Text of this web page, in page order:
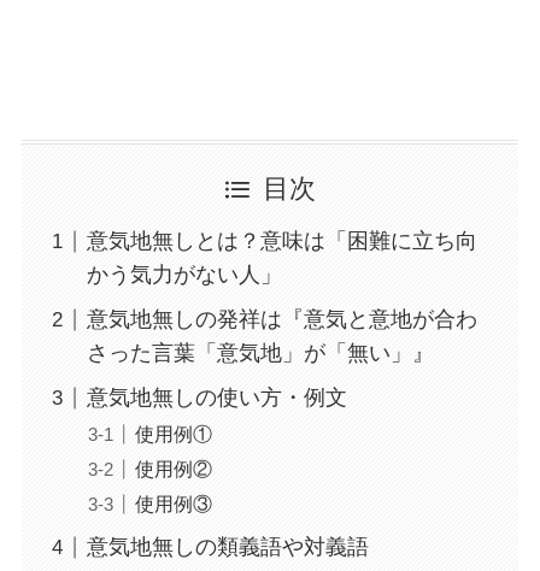
目次
意気地無しとは？意味は「困難に立ち向
かう気力がない人」
意気地無しの発祥は『意気と意地が合わ
さった言葉「意気地」が「無い」』
意気地無しの使い方・例文
使用例①
使用例②
使用例③
意気地無しの類義語や対義語